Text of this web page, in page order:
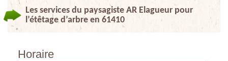
Les services du paysagiste AR Elagueur pour
l’étêtage d’arbre en 61410
Horaire